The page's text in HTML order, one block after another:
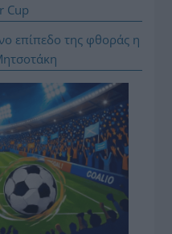
Cup
επίπεδο της φθοράς η